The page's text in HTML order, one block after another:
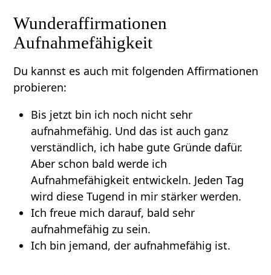
Wunderaffirmationen
Aufnahmefähigkeit
Du kannst es auch mit folgenden Affirmationen
probieren:
Bis jetzt bin ich noch nicht sehr
aufnahmefähig. Und das ist auch ganz
verständlich, ich habe gute Gründe dafür.
Aber schon bald werde ich
Aufnahmefähigkeit entwickeln. Jeden Tag
wird diese Tugend in mir stärker werden.
Ich freue mich darauf, bald sehr
aufnahmefähig zu sein.
Ich bin jemand, der aufnahmefähig ist.